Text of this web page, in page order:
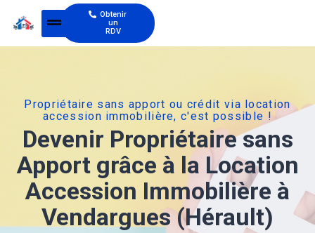
Obtenir
un
RDV
Propriétaire sans apport ou crédit via location
accession immobilière, c'est possible !
Devenir Propriétaire sans
Apport grâce à la Location
Accession Immobilière à
Vendargues (Hérault)